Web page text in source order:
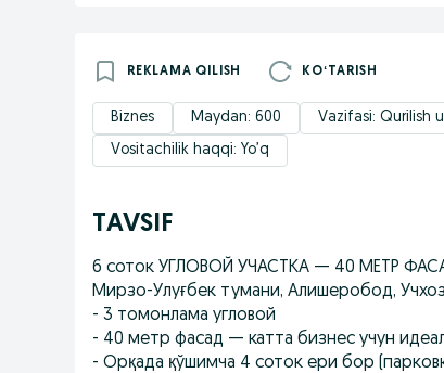
REKLAMA QILISH KOʻTARISH
Biznes Maydan: 600 Vazifasi: Qurilish
Vositachilik haqqi: Yo’q
TAVSIF
6 соток УГЛОВОЙ УЧАСТКА — 40 МЕТР
Мирзо-Улуғбек тумани, Алишеробод,
- 3 томонлама угловой
- 40 метр фасад — катта бизнес учун
- Орқада қўшимча 4 соток ери бор